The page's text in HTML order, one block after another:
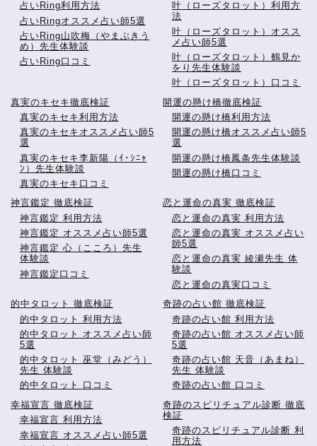
占いRing利用方法
占いRingオススメ占い師5選
占いRing山吹梅（やまぶきう
め）先生体験談
占いRing口コミ
叶（ローズタロット）利用方
法
叶（ローズタロット）オスス
メ占い師5選
叶（ローズタロット）鶴見か
をり先生体験談
叶（ローズタロット）口コミ
真実のキセキ徹底検証
真実のキセキ利用方法
真実のキセキオススメ占い師5
選
真実のキセキ李新陽（ｲ･ｼﾆｬ
ﾝ）先生体験談
真実のキセキ口コミ
開運の懸け橋徹底検証
開運の懸け橋利用方法
開運の懸け橋オススメ占い師5
選
開運の懸け橋鳳条先生体験談
開運の懸け橋口コミ
神言鑑定 徹底検証
神言鑑定 利用方法
神言鑑定 オススメ占い師5選
神言鑑定 心（こころ）先生
体験談
神言鑑定口コミ
恋と運命の真実 徹底検証
恋と運命の真実 利用方法
恋と運命の真実 オススメ占い
師5選
恋と運命の真実 綾瀬先生 体
験談
恋と運命の真実口コミ
的中タロット 徹底検証
的中タロット 利用方法
的中タロット オススメ占い師
5選
的中タロット 巫堂（みどう）
先生 体験談
的中タロット 口コミ
奇跡の占い館 徹底検証
奇跡の占い館 利用方法
奇跡の占い館 オススメ占い師
5選
奇跡の占い館 天音（あまね）
先生 体験談
奇跡の占い館 口コミ
幸福宣言 徹底検証
幸福宣言 利用方法
幸福宣言 オススメ占い師5選
奇跡のスピリチュアル診断 徹底
検証
奇跡のスピリチュアル診断 利
用方法